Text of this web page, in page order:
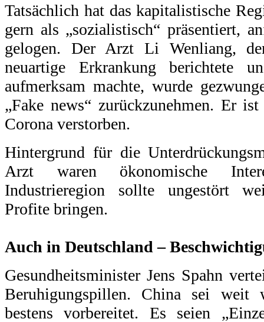
Tatsächlich hat das kapitalistische
gern als „sozialistisch“ präsentiert,
gelogen. Der Arzt Li Wenliang,
neuartige Erkrankung berichtete
aufmerksam machte, wurde
„Fake news“ zurückzunehmen. Er
Corona verstorben.
Hintergrund für die
Arzt waren ökonomische
Industrieregion sollte ungestört
Profite bringen.
Auch in Deutschland –
Gesundheitsminister Jens Spahn
Beruhigungspillen. China sei weit
bestens vorbereitet. Es seien